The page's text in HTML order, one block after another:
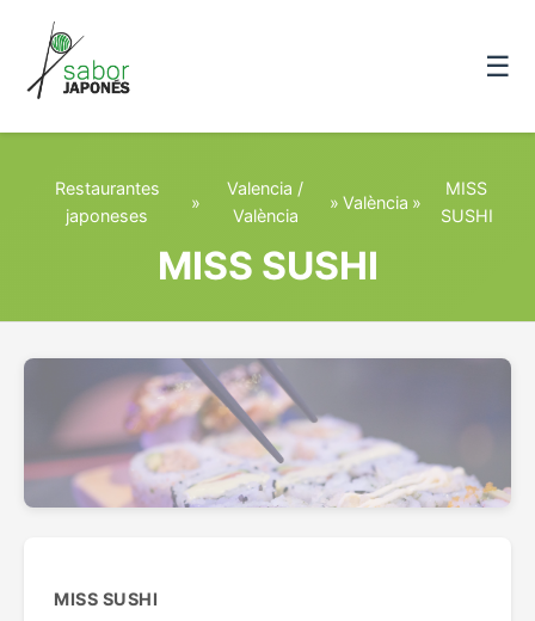
☰
Restaurantes
japoneses
»
Valencia /
València
» València »
MISS
SUSHI
MISS SUSHI
MISS SUSHI